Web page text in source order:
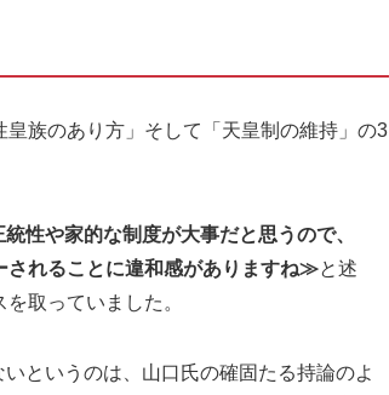
族のあり方」そして「天皇制の維持」の3
性や家的な制度が大事だと思うので、
されることに違和感がありますね≫と述
取っていました。
というのは、山口氏の確固たる持論のよ